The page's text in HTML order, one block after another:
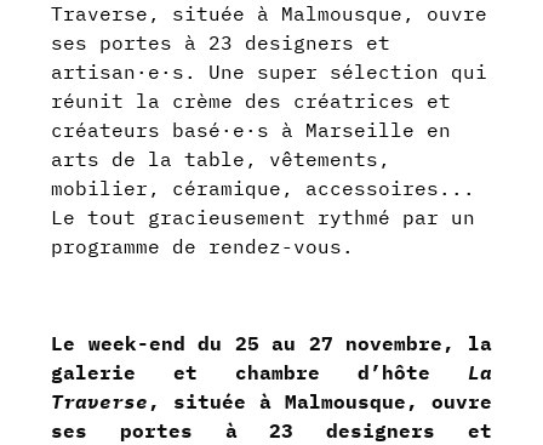
Traverse, située à Malmousque, ouvre
ses portes à 23 designers et
artisan·e·s. Une super sélection qui
réunit la crème des créatrices et
créateurs basé·e·s à Marseille en
arts de la table, vêtements,
mobilier, céramique, accessoires...
Le tout gracieusement rythmé par un
programme de rendez-vous.
Le week-end du 25 au 27 novembre, la
galerie et chambre d’hôte La
Traverse , située à Malmousque, ouvre
ses portes à 23 designers et